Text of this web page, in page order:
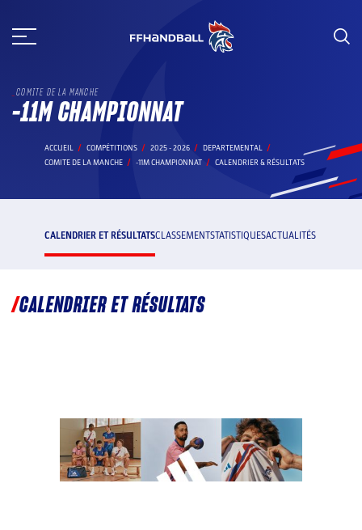
au
COMITE DE LA MANCHE
-11M CHAMPIONNAT
ACCUEIL COMPÉTITIONS 2025 - 2026
DEPARTEMENTAL
COMITE DE LA MANCHE
-11M CHAMPIONNAT CALENDRIER & RÉSULTATS
CALENDRIER ET RÉSULTATSCLASSEMENTSTATISTIQUESACTUALITÉS
CALENDRIER ET RÉSULTATS